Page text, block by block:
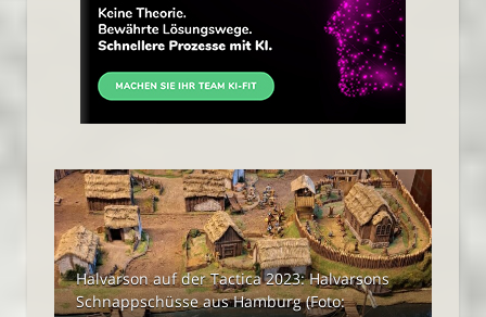
Halvarson auf der Tactica 2023: Halvarsons
Schnappschüsse aus Hamburg (Foto: